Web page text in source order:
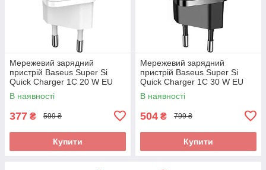
Мережевий зарядний
пристрій Baseus Super Si
Quick Charger 1C 20 W EU
white (CCSUP-B02)
В наявності
377 ₴ 599 ₴
Купити
Мережевий зарядний
пристрій Baseus Super Si
Quick Charger 1C 30 W EU
black (CCSUP-J01)
В наявності
504 ₴ 799 ₴
Купити